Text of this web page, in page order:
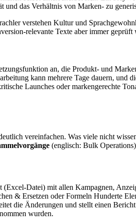
das Verhältnis von Marken- zu
verstehen Kultur und
relevante Texte aber immer geprüft
an, die Produkt- und
kann mehrere Tage dauern, und
Launches oder markengerechte
vereinfachen. Was viele nicht
(englisch: Bulk
Datei) mit allen Kampagnen,
& Ersetzen oder Formeln Hunderte
die Änderungen und stellt einen
wurden.